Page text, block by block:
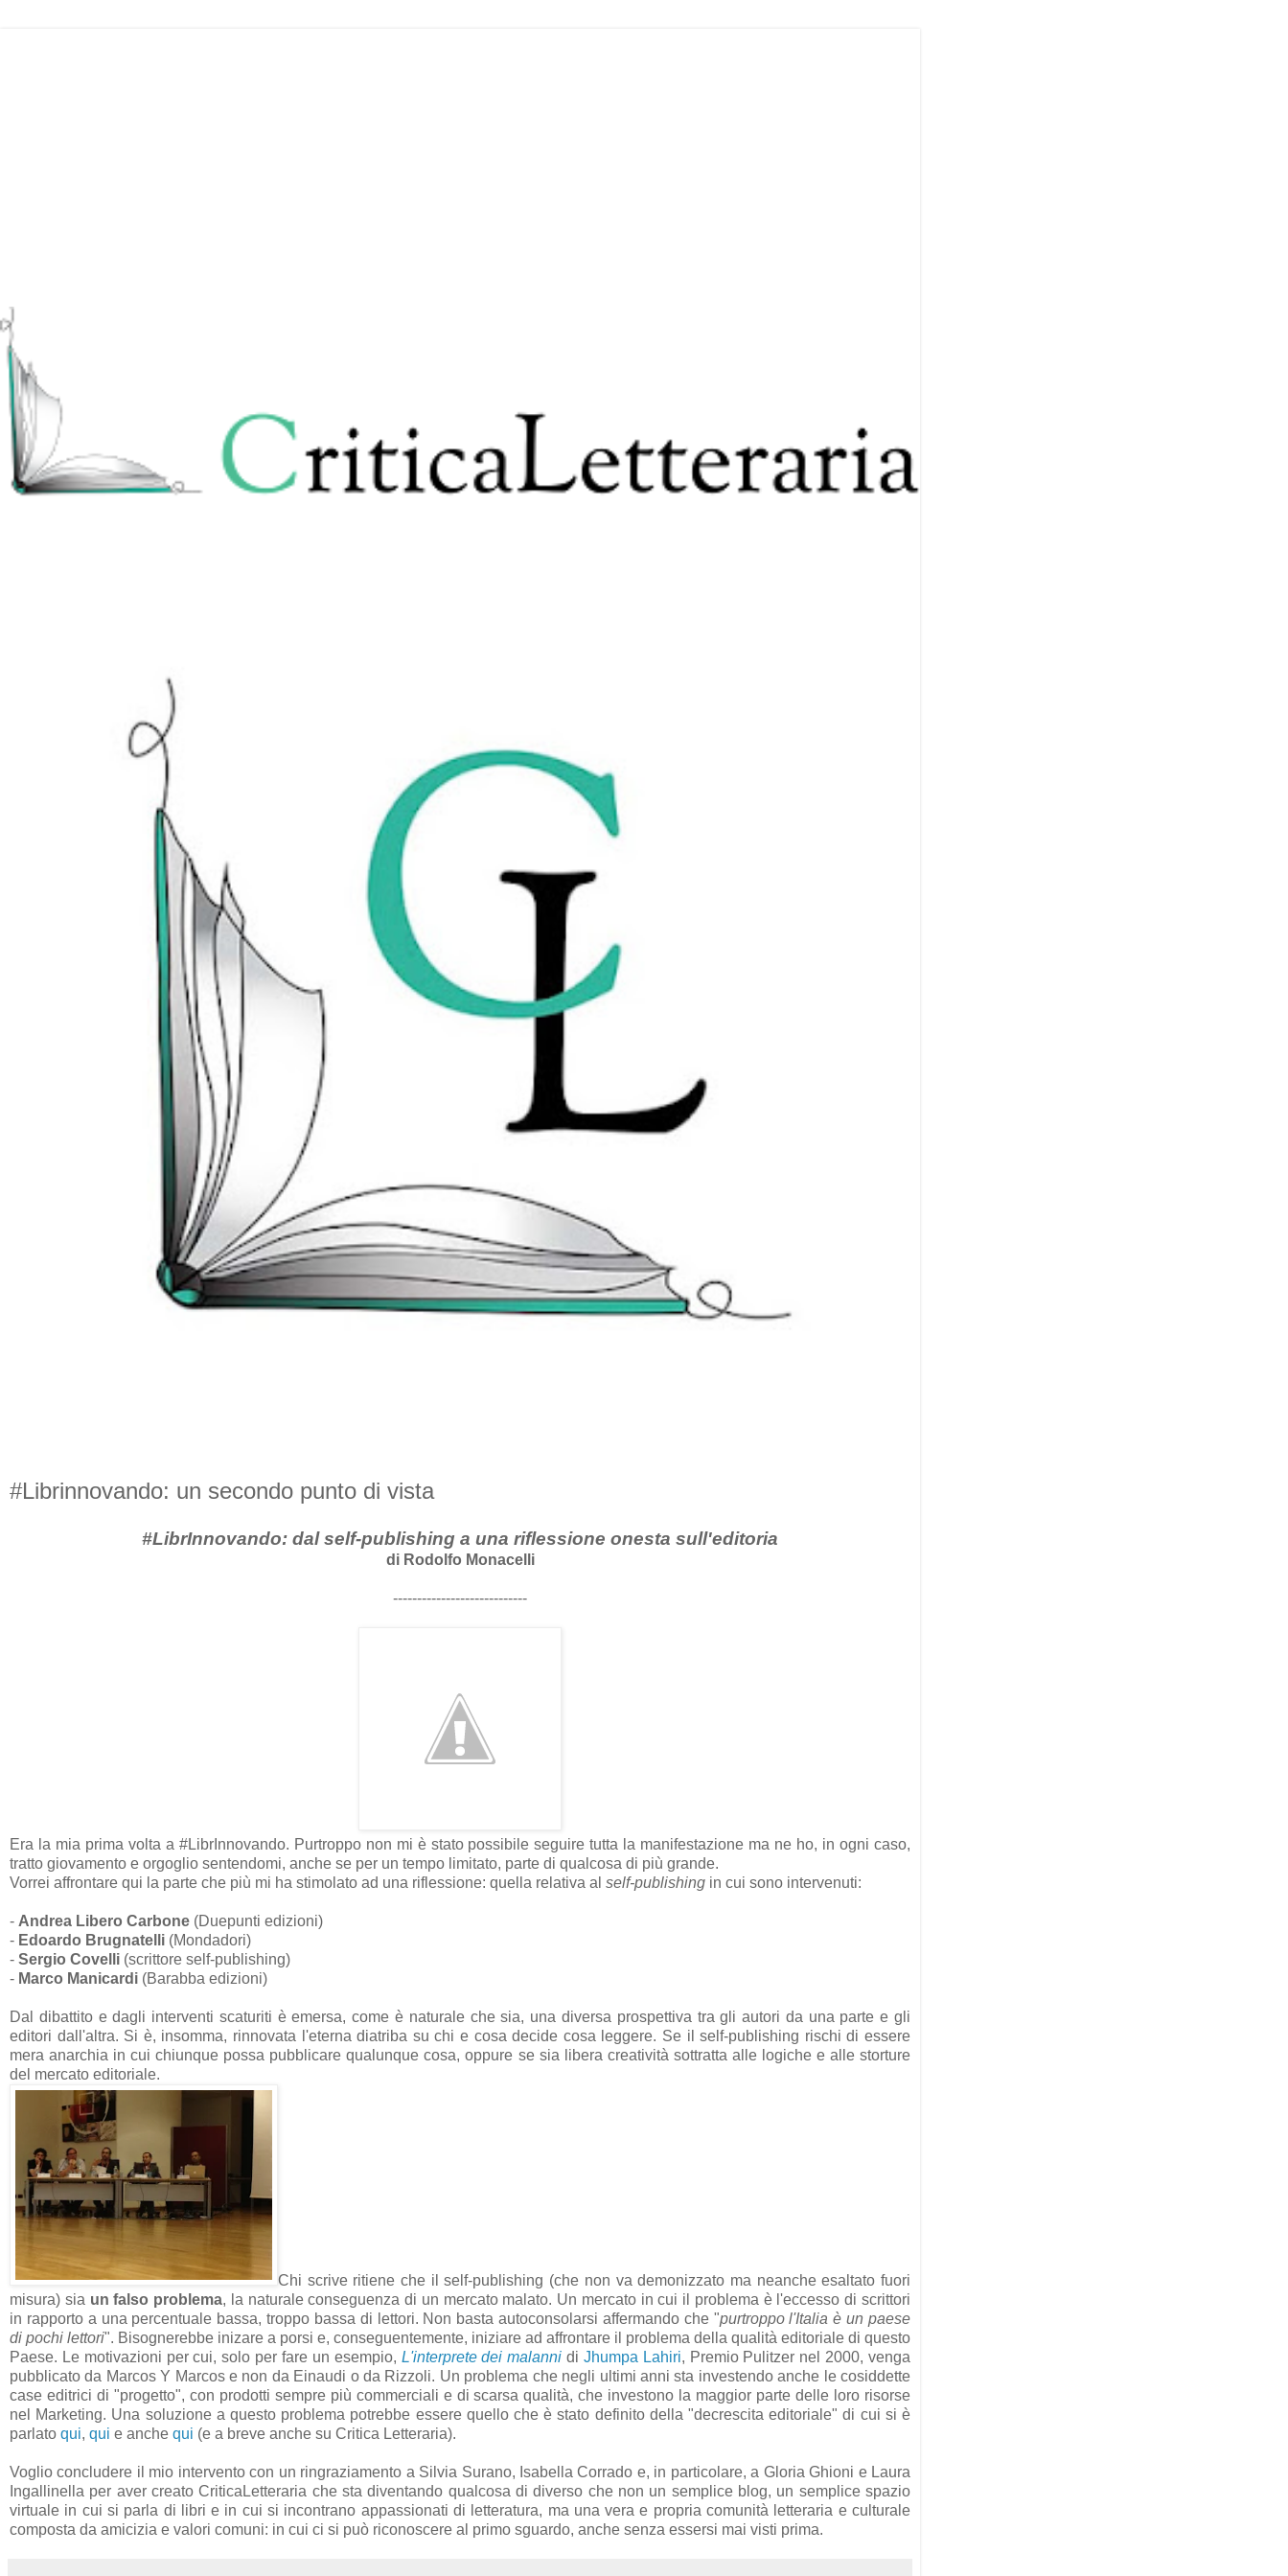
#Librinnovando: un secondo punto di vista
#LibrInnovando: dal self-publishing a una riflessione onesta sull'editoria
di Rodolfo Monacelli
----------------------------
Era la mia prima volta a #LibrInnovando. Purtroppo non mi è stato possibile seguire tutta la manifestazione ma ne ho, in ogni caso,
tratto giovamento e orgoglio sentendomi, anche se per un tempo limitato, parte di qualcosa di più grande.
Vorrei affrontare qui la parte che più mi ha stimolato ad una riflessione: quella relativa al self-publishing in cui sono intervenuti:
- Andrea Libero Carbone (Duepunti edizioni)
- Edoardo Brugnatelli (Mondadori)
- Sergio Covelli (scrittore self-publishing)
- Marco Manicardi (Barabba edizioni)
Dal dibattito e dagli interventi scaturiti è emersa, come è naturale che sia, una diversa prospettiva tra gli autori da una parte e gli
editori dall'altra. Si è, insomma, rinnovata l'eterna diatriba su chi e cosa decide cosa leggere. Se il self-publishing rischi di essere
mera anarchia in cui chiunque possa pubblicare qualunque cosa, oppure se sia libera creatività sottratta alle logiche e alle storture
del mercato editoriale.
Chi scrive ritiene che il self-publishing (che non va demonizzato ma neanche esaltato fuori
misura) sia un falso problema, la naturale conseguenza di un mercato malato. Un mercato in cui il problema è l'eccesso di scrittori
in rapporto a una percentuale bassa, troppo bassa di lettori. Non basta autoconsolarsi affermando che "purtroppo l'Italia è un paese
di pochi lettori". Bisognerebbe inizare a porsi e, conseguentemente, iniziare ad affrontare il problema della qualità editoriale di questo
Paese. Le motivazioni per cui, solo per fare un esempio, L'interprete dei malanni di Jhumpa Lahiri, Premio Pulitzer nel 2000, venga
pubblicato da Marcos Y Marcos e non da Einaudi o da Rizzoli. Un problema che negli ultimi anni sta investendo anche le cosiddette
case editrici di "progetto", con prodotti sempre più commerciali e di scarsa qualità, che investono la maggior parte delle loro risorse
nel Marketing. Una soluzione a questo problema potrebbe essere quello che è stato definito della "decrescita editoriale" di cui si è
parlato qui, qui e anche qui (e a breve anche su Critica Letteraria).
Voglio concludere il mio intervento con un ringraziamento a Silvia Surano, Isabella Corrado e, in particolare, a Gloria Ghioni e Laura
Ingallinella per aver creato CriticaLetteraria che sta diventando qualcosa di diverso che non un semplice blog, un semplice spazio
virtuale in cui si parla di libri e in cui si incontrano appassionati di letteratura, ma una vera e propria comunità letteraria e culturale
composta da amicizia e valori comuni: in cui ci si può riconoscere al primo sguardo, anche senza essersi mai visti prima.